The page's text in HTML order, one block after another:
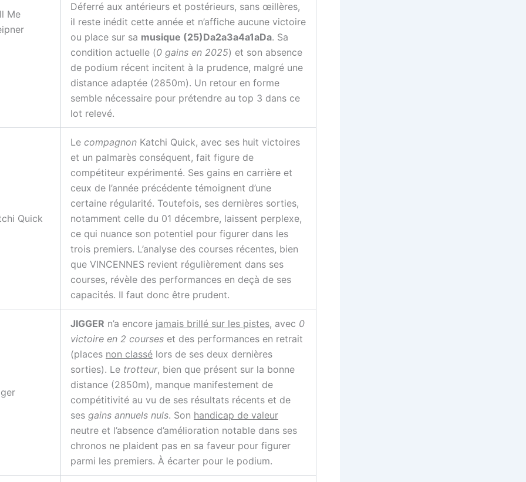
Me
Déferré aux antérieurs et postérieurs, sans œillères,
il reste inédit cette année et n’affiche aucune victoire
ou place sur sa musique (25)Da2a3a4a1aDa. Sa
condition actuelle (0 gains en 2025) et son absence
de podium récent incitent à la prudence, malgré une
distance adaptée (2850m). Un retour en forme
semble nécessaire pour prétendre au top 3 dans ce
lot relevé.
Quick
Le compagnon Katchi Quick, avec ses huit victoires
et un palmarès conséquent, fait figure de
compétiteur expérimenté. Ses gains en carrière et
ceux de l’année précédente témoignent d’une
certaine régularité. Toutefois, ses dernières sorties,
notamment celle du 01 décembre, laissent perplexe,
ce qui nuance son potentiel pour figurer dans les
trois premiers. L’analyse des courses récentes, bien
que VINCENNES revient régulièrement dans ses
courses, révèle des performances en deçà de ses
capacités. Il faut donc être prudent.
JIGGER n’a encore jamais brillé sur les pistes, avec 0
victoire en 2 courses et des performances en retrait
(places non classé lors de ses deux dernières
sorties). Le trotteur, bien que présent sur la bonne
distance (2850m), manque manifestement de
compétitivité au vu de ses résultats récents et de
ses gains annuels nuls. Son handicap de valeur
neutre et l’absence d’amélioration notable dans ses
chronos ne plaident pas en sa faveur pour figurer
parmi les premiers. À écarter pour le podium.